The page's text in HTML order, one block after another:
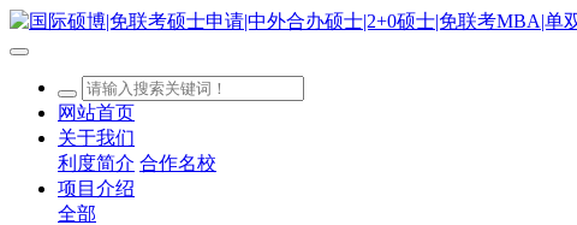
网站首页
关于我们
利度简介 合作名校
项目介绍
全部